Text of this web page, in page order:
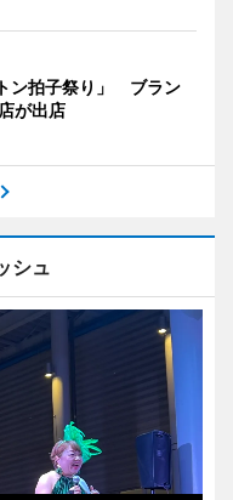
ン拍子祭り」 ブラン
が出店
シュ